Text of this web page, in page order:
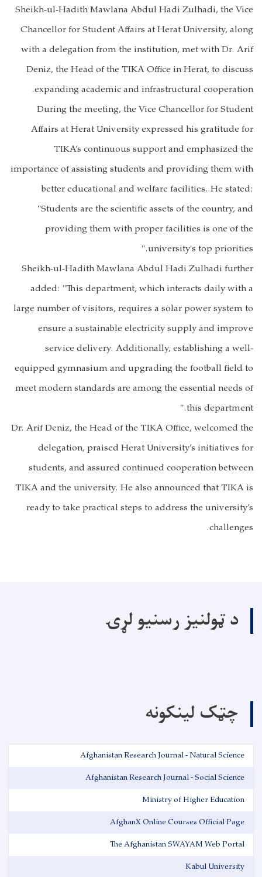
Sheikh-ul-Hadith Mawlana Abdul Hadi Zulhadi, the Vice
Chancellor for Student Affairs at Herat University, along
with a delegation from the institution, met with Dr. Arif
Deniz, the Head of the TIKA Office in Herat, to discuss
expanding academic and infrastructural cooperation.
During the meeting, the Vice Chancellor for Student
Affairs at Herat University expressed his gratitude for
TIKA’s continuous support and emphasized the
importance of assisting students and providing them with
better educational and welfare facilities. He stated:
"Students are the scientific assets of the country, and
providing them with proper facilities is one of the
university's top priorities."
Sheikh-ul-Hadith Mawlana Abdul Hadi Zulhadi further
added: "This department, which interacts daily with a
large number of visitors, requires a solar power system to
ensure a sustainable electricity supply and improve
service delivery. Additionally, establishing a well-
equipped gymnasium and upgrading the football field to
meet modern standards are among the essential needs of
this department."
Dr. Arif Deniz, the Head of the TIKA Office, welcomed the
delegation, praised Herat University’s initiatives for
students, and assured continued cooperation between
TIKA and the university. He also announced that TIKA is
ready to take practical steps to address the university’s
challenges.
د ټولنیز رسنیو لړۍ
چټک لینکونه
Afghanistan Research Journal - Natural Science
Afghanistan Research Journal - Social Science
Ministry of Higher Education
AfghanX Online Courses Official Page
The Afghanistan SWAYAM Web Portal
Kabul University